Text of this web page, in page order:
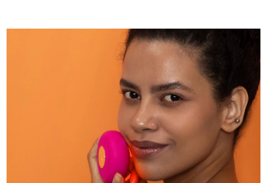
For men, anti-aging massage
LUNA™ 4 mini
For young skin, T-zone
LUNA™ 4 go
For travel or gym bag
Microcurrent line smoothing device
面部提拉護理
Premium anti-aging skincare
BEAR™ 設備
All premium facelift devices
UFO™ 3 LED
Near-infrared and red light therapy
UFO™ 3 mini
Red light therapy device for young skin
UFO™ 3 go
Portable red light therapy
issa™ 4 plus
Smart hybrid silicone sonic toothbrush
issa™ 4 smile
Hybrid silicone sonic toothbrush
issa™ 4 baby
For ages 0-3
FAQ™ 101
Clinical anti-aging
FAQ™ 102
Advanced clinical anti-aging
LED 護理
FAQ™ 201
FAQ™ 202
LED mask
FAQ™ 301
LED hair strengthening scalp massager
肌膚年輕化
NEW
FAQ™ 501
Full-Spectrum Red Light Therapy
加拿大 預計送達日期8/15/26
預計送達日期
預計送達日期8/11/26
預計送達日期8/15/26
預計送達日期 8/11/26
預計送達日期 8/12/26